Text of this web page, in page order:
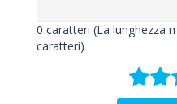
0 caratteri (La lunghezza
caratteri)